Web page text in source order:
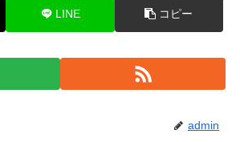
LINE コピー
admin